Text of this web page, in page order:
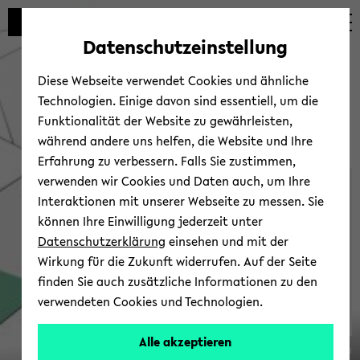
Automatische
vermeiden
zum
wechseln
zum
wechseln
zum
wechseln
Ver­an­stal­tun­gen
SFB
Datenschutzeinstellung
Diese Webseite verwendet Cookies und ähnliche
Technologien. Einige davon sind essentiell, um die
Funktionalität der Website zu gewährleisten,
während andere uns helfen, die Website und Ihre
Erfahrung zu verbessern. Falls Sie zustimmen,
verwenden wir Cookies und Daten auch, um Ihre
Interaktionen mit unserer Webseite zu messen. Sie
können Ihre Einwilligung jederzeit unter
Datenschutzerklärung einsehen und mit der
Wirkung für die Zukunft widerrufen. Auf der Seite
finden Sie auch zusätzliche Informationen zu den
verwendeten Cookies und Technologien.
Alle akzeptieren